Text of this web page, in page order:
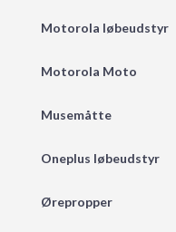
Motorola løbeudstyr
Motorola Moto
Musemåtte
Oneplus løbeudstyr
Ørepropper